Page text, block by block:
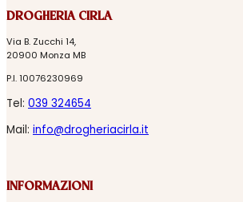
DROGHERIA CIRLA
Via B. Zucchi 14,
20900 Monza MB
P.I. 10076230969
Tel: 039 324654
Mail: info@drogheriacirla.it
INFORMAZIONI